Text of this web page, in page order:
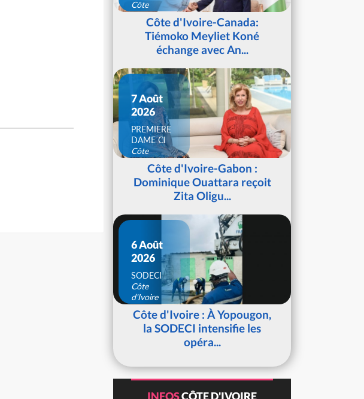
Côte
d'IvoireCôte d'Ivoire-Canada:
Tiémoko Meyliet Koné
échange avec An...
7 Août
2026
PREMIERE
DAME CI
Côte
d'IvoireCôte d'Ivoire-Gabon :
Dominique Ouattara reçoit
Zita Oligu...
6 Août
2026
SODECI
Côte
d'Ivoire
Côte d'Ivoire : À Yopougon,
la SODECI intensifie les
opéra...
INFOSCÔTE D'IVOIRE